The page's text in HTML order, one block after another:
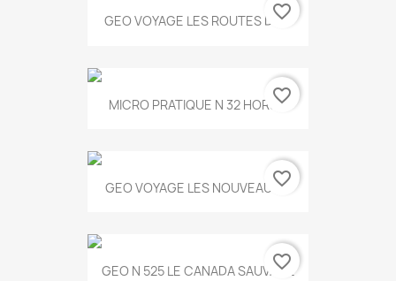
GEO VOYAGE LES ROUTES DE...
favorite_border
MICRO PRATIQUE N 32 HORS...
favorite_border
GEO VOYAGE LES NOUVEAUX...
favorite_border
GEO N 525 LE CANADA SAUVAGE
favorite_border